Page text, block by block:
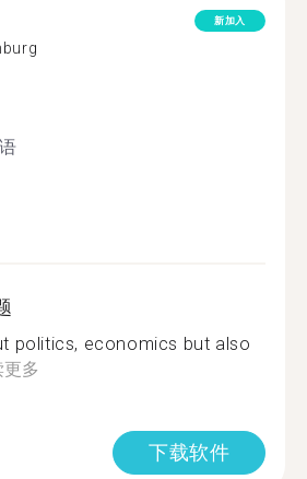
新加入
politics, economics but also
多
下载软件